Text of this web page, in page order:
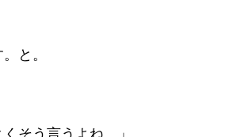
と。
そう言うよね。」